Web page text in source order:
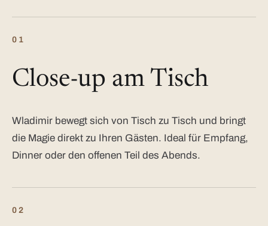
01
Close-up am Tisch
Wladimir bewegt sich von Tisch zu Tisch und bringt
die Magie direkt zu Ihren Gästen. Ideal für Empfang,
Dinner oder den offenen Teil des Abends.
02